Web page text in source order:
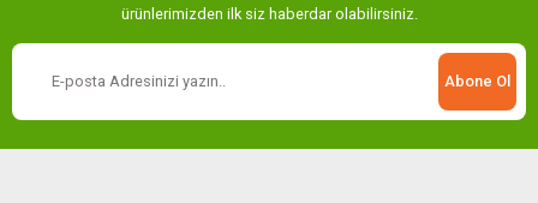
ürünlerimizden ilk siz haberdar olabilirsiniz.
Abone Ol